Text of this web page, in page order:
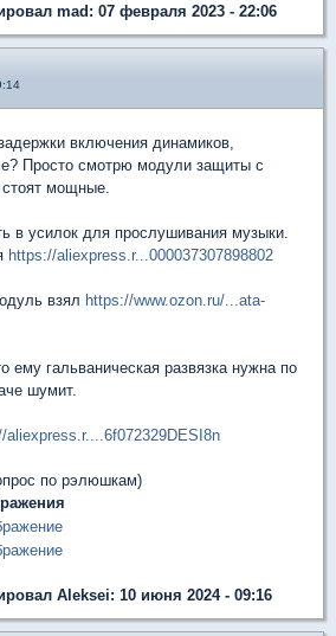
mad: 07 февраля 2023 - 22:06
включения динамиков,
Просто смотрю модули защиты с
стоят мощные.
в усилок для прослушивания музыки.
https://aliexpress.r...000037307898802
взял https://www.ozon.ru/...ata-
ему гальваническая развязка нужна по
шумит.
aliexpress.r....6f072329DESI8n
по рэлюшкам)
Aleksei: 10 июня 2024 - 09:16